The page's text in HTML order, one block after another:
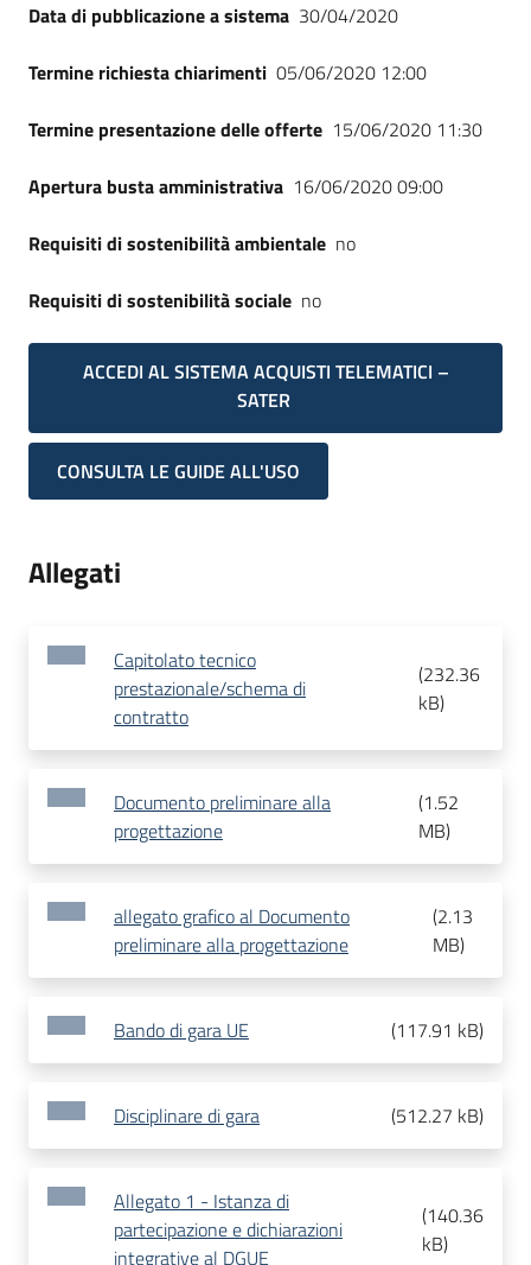
Data di pubblicazione a sistema 30/04/2020
Termine richiesta chiarimenti 05/06/2020 12:00
Termine presentazione delle offerte 15/06/2020 11:30
Apertura busta amministrativa 16/06/2020 09:00
Requisiti di sostenibilità ambientale no
Requisiti di sostenibilità sociale no
ACCEDI AL SISTEMA ACQUISTI TELEMATICI –
SATER
CONSULTA LE GUIDE ALL'USO
Allegati
Capitolato tecnico
prestazionale/schema di
contratto
(232.36
kB)
Documento preliminare alla
progettazione
(1.52
MB)
allegato grafico al Documento
preliminare alla progettazione
(2.13
MB)
Bando di gara UE (117.91 kB)
Disciplinare di gara (512.27 kB)
Allegato 1 - Istanza di
partecipazione e dichiarazioni
integrative al DGUE
(140.36
kB)